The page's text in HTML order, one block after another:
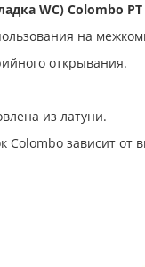
WC) Colombo PT
на
открывания.
из латуни.
Colombo зависит от